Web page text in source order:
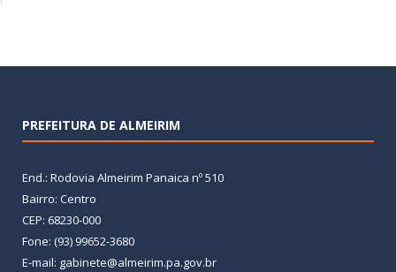
PREFEITURA DE ALMEIRIM
End.: Rodovia Almeirim Panaica nº 510
Bairro: Centro
CEP: 68230-000
Fone: (93) 99652-3680
E-mail: gabinete@almeirim.pa.gov.br